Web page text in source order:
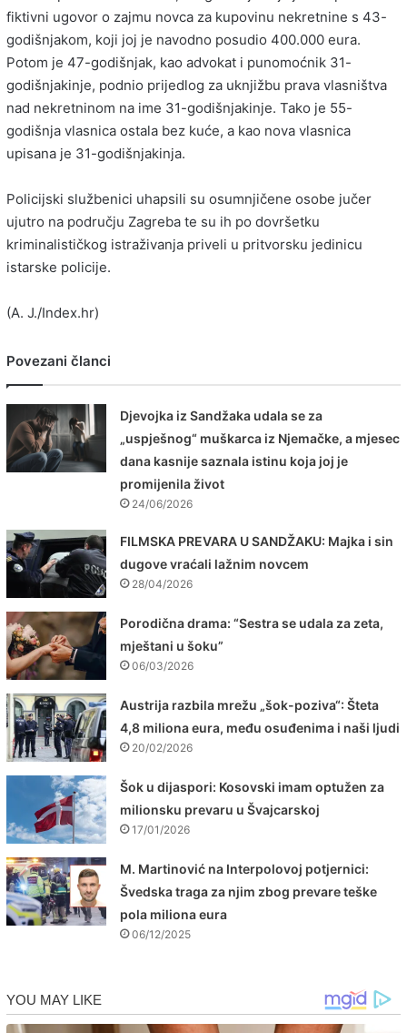
fiktivni ugovor o zajmu novca za kupovinu nekretnine s 43-
godišnjakom, koji joj je navodno posudio 400.000 eura.
Potom je 47-godišnjak, kao advokat i punomoćnik 31-
godišnjakinje, podnio prijedlog za uknjižbu prava vlasništva
nad nekretninom na ime 31-godišnjakinje. Tako je 55-
godišnja vlasnica ostala bez kuće, a kao nova vlasnica
upisana je 31-godišnjakinja.
Policijski službenici uhapsili su osumnjičene osobe jučer
ujutro na području Zagreba te su ih po dovršetku
kriminalističkog istraživanja priveli u pritvorsku jedinicu
istarske policije.
(A. J./Index.hr)
Povezani članci
Djevojka iz Sandžaka udala se za
„uspješnog“ muškarca iz Njemačke, a mjesec
dana kasnije saznala istinu koja joj je
promijenila život
24/06/2026
FILMSKA PREVARA U SANDŽAKU: Majka i sin
dugove vraćali lažnim novcem
28/04/2026
Porodična drama: “Sestra se udala za zeta,
mještani u šoku”
06/03/2026
Austrija razbila mrežu „šok-poziva“: Šteta
4,8 miliona eura, među osuđenima i naši ljudi
20/02/2026
Šok u dijaspori: Kosovski imam optužen za
milionsku prevaru u Švajcarskoj
17/01/2026
M. Martinović na Interpolovoj potjernici:
Švedska traga za njim zbog prevare teške
pola miliona eura
06/12/2025